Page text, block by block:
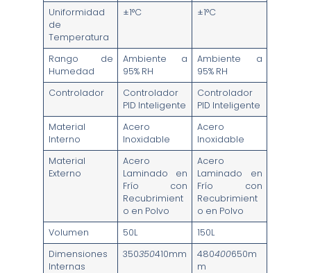
Uniformidad
de
Temperatura
±1°C ±1°C
Rango de
Humedad
Ambiente a
95% RH
Ambiente a
95% RH
Controlador
Controlador
PID Inteligente
Controlador
PID Inteligente
Material
Interno
Acero
Inoxidable
Acero
Inoxidable
Material
Externo
Acero
Laminado en
Frío con
Recubrimient
o en Polvo
Acero
Laminado en
Frío con
Recubrimient
o en Polvo
Volumen
50L
150L
Dimensiones
Internas
350350410mm 480400650m
m